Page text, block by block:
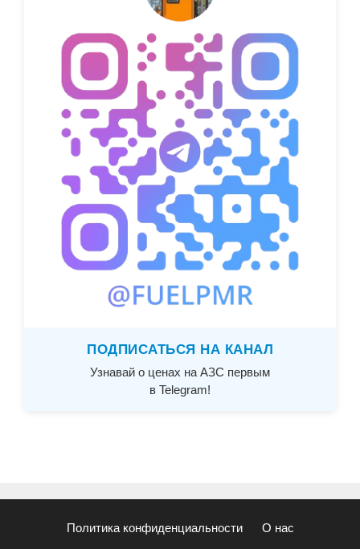
ПОДПИСАТЬСЯ НА КАНАЛ
Узнавай о ценах на АЗС первым
в Telegram!
Политика конфиденциальности О нас